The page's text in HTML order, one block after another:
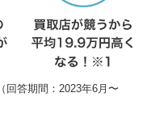
回答期間：2023年6月〜